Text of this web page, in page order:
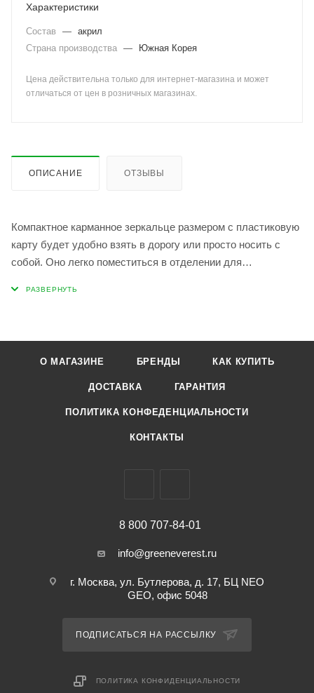
Характеристики
Состав — акрил
Страна производства — Южная Корея
Цена действительна только для интернет-магазина и может
отличаться от цен в розничных магазинах.
ОПИСАНИЕ ОТЗЫВЫ
Компактное карманное зеркальце размером с пластиковую
карту будет удобно взять в дорогу или просто носить с
собой. Оно легко поместиться в отделении для
увеличивающий эффект. Зеркало упаковано в стильный
пакет с замком зип-лок, будет приятным сувениром или
подруге на 8 Марта, Новый Год и День рождение или
просто для себя любимой. На обратной стороне
О МАГАЗИНЕ БРЕНДЫ КАК КУПИТЬ
ДОСТАВКА ГАРАНТИЯ
ПОЛИТИКА КОНФЕДЕНЦИАЛЬНОСТИ
КОНТАКТЫ
8 800 707-84-01
info@greeneverest.ru
г. Москва, ул. Бутлерова, д. 17, БЦ NEO
GEO, офис 5048
ПОДПИСАТЬСЯ НА РАССЫЛКУ
ПОЛИТИКА КОНФИДЕНЦИАЛЬНОСТИ